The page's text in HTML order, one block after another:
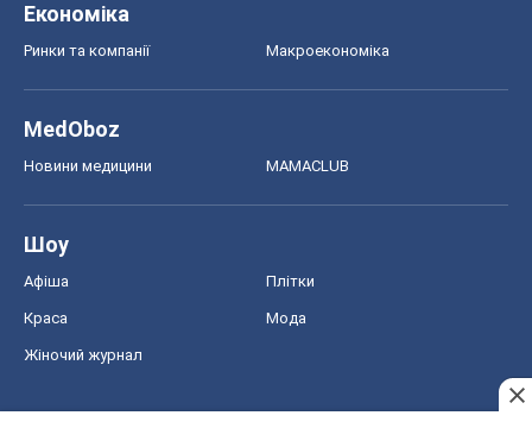
Економіка
Ринки та компанії Макроекономіка
MedOboz
Новини медицини MAMACLUB
Шоу
Афіша Плітки
Краса Мода
Жіночий журнал